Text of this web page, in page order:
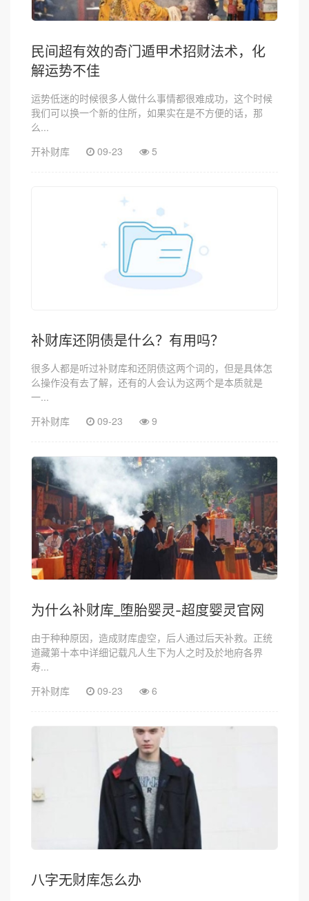
民间超有效的奇门遁甲术招财法术，化
解运势不佳
运势低迷的时候很多人做什么事情都很难成功，这个时候
我们可以换一个新的住所，如果实在是不方便的话，那
么...
开补财库
09-23 5
补财库还阴债是什么？有用吗？
很多人都是听过补财库和还阴债这两个词的，但是具体怎
么操作没有去了解，还有的人会认为这两个是本质就是
一...
开补财库
09-23 9
为什么补财库_堕胎婴灵-超度婴灵官网
由于种种原因，造成财库虚空，后人通过后天补救。正统
道藏第十本中详细记载凡人生下为人之时及於地府各界
寿...
开补财库
09-23 6
八字无财库怎么办